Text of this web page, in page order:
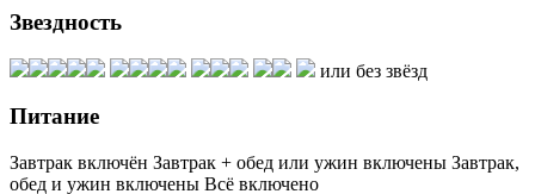
Звездность
или без звёзд
Питание
Завтрак включён Завтрак + обед или ужин включены Завтрак,
обед и ужин включены Всё включено